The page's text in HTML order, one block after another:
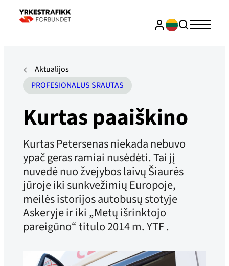
Aktualijos
PROFESIONALUS SRAUTAS
Kurtas paaiškino
Kurtas Petersenas niekada nebuvo
ypač geras ramiai nusėdėti. Tai jį
nuvedė nuo žvejybos laivų Šiaurės
jūroje iki sunkvežimių Europoje,
meilės istorijos autobusų stotyje
Askeryje ir iki „Metų išrinktojo
pareigūno“ titulo 2014 m. YTF .